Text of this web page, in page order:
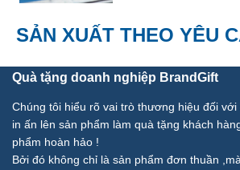
SẢN XUẤT THEO YÊU
Quà tặng doanh nghiệp BrandGift
Chúng tôi hiểu rõ vai trò thương hiệu đối
in ấn lên sản phẩm làm quà tặng khách
phẩm hoàn hảo !
Bởi đó không chỉ là sản phẩm đơn thuần